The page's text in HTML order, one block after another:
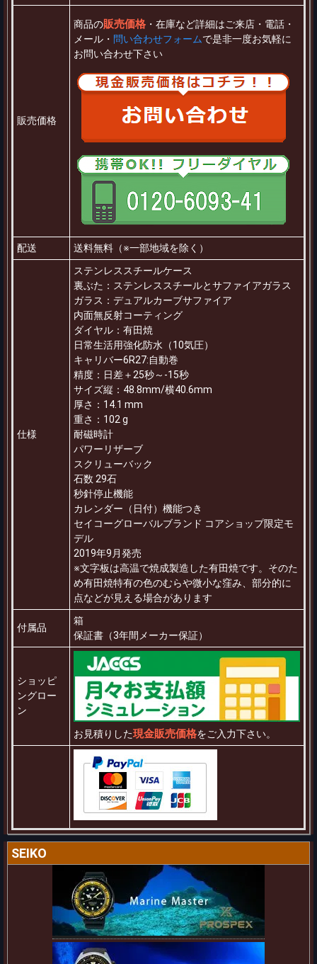
販売価格
商品の販売価格 ・在庫など詳細はご来店・電話・
メール・ 問い合わせフォームで是非一度お気軽に
お問い合わせ下さい
配送 送料無料（※一部地域を除く）
仕様
ステンレススチールケース
裏ぶた：ステンレススチールとサファイアガラス
ガラス：デュアルカーブサファイア
内面無反射コーティング
ダイヤル：有田焼
日常生活用強化防水（10気圧）
キャリバー6R27:自動巻
精度：日差＋25秒～-15秒
サイズ縦：48.8mm/横40.6mm
厚さ：14.1 mm
重さ：102 g
耐磁時計
パワーリザーブ
スクリューバック
石数 29石
秒針停止機能
カレンダー（日付）機能つき
セイコーグローバルブランド コアショップ限定モ
デル
2019年9月発売
※文字板は高温で焼成製造した有田焼です。そのた
め有田焼特有の色のむらや微小な窪み、部分的に
点などが見える場合があります
付属品
箱
保証書（3年間メーカー保証）
ショッピ
ングロー
ン
お見積りした現金販売価格をご入力下さい。
SEIKO